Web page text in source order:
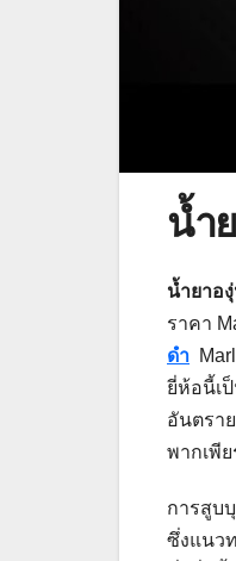
น้ำ
น้ำยาอ
ราคา
ดำ
ยี่ห้อนี้เ
อันตรา
พากเพี
การสูบ
ซึ่งแนว